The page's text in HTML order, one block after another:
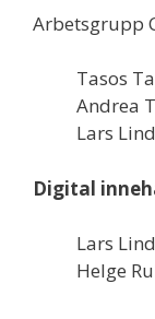
Arbetsgrupp
Tasos
Andrea
Lars
Digital
Lars
Helge